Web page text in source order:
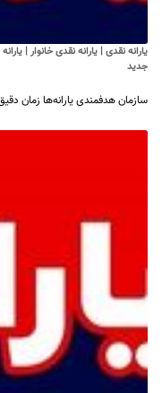
یارانه نقدی | یارانه نقدی خانوار |
جدید
سازمان هدفمندی یارانه‌ها زمان